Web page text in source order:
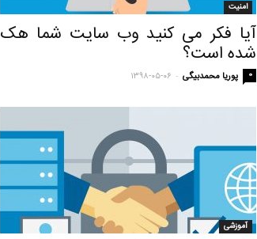
امنیت
آیا فکر می کنید وب سایت شما هک
شده است؟
پوریا محمدبیگی - ۱۳۹۸-۰۵-۰۶ 0
آموزشی